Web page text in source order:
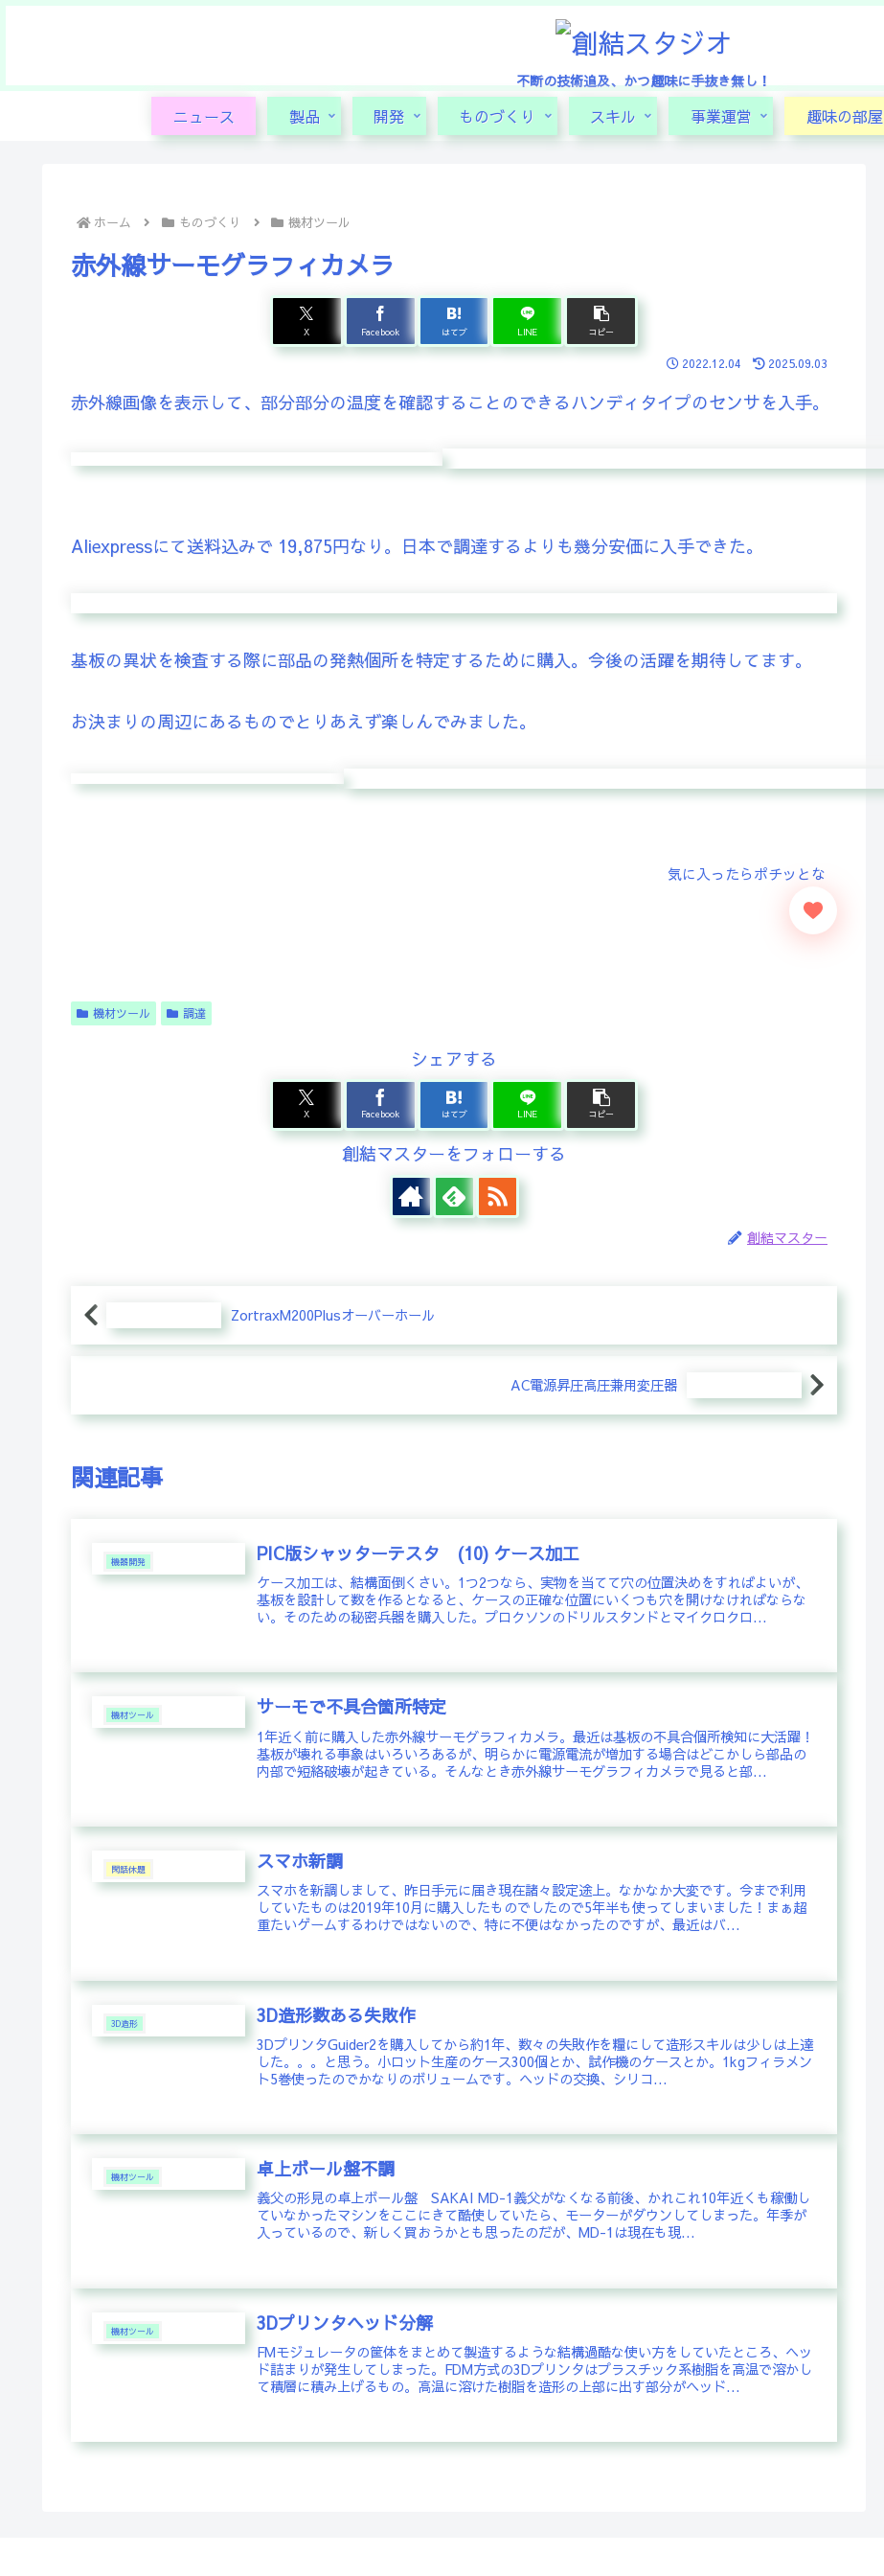
不断の技術追及、かつ趣味に手抜き無し！
ニュース 製品 開発 ものづくり スキル 事業運営 趣味の部屋
ホーム ものづくり 機材ツール
赤外線サーモグラフィカメラ
X Facebook はてブ LINE コピー
2022.12.04 2025.09.03
赤外線画像を表示して、部分部分の温度を確認することのできるハンディタイプのセンサを入手。
Aliexpressにて送料込みで 19,875円なり。日本で調達するよりも幾分安価に入手できた。
基板の異状を検査する際に部品の発熱個所を特定するために購入。今後の活躍を期待してます。
お決まりの周辺にあるものでとりあえず楽しんでみました。
機材ツール 調達
シェアする
X Facebook はてブ LINE コピー
創結マスターをフォローする
創結マスター
ZortraxM200Plusオーバーホール
AC電源昇圧高圧兼用変圧器
関連記事
機器開発 PIC版シャッターテスタ (10) ケース加工
ケース加工は、結構面倒くさい。1つ2つなら、実物を当てて穴の位置決めをすればよいが、
基板を設計して数を作るとなると、ケースの正確な位置にいくつも穴を開けなければならな
い。そのための秘密兵器を購入した。プロクソンのドリルスタンドとマイクロクロ...
機材ツール サーモで不具合箇所特定
1年近く前に購入した赤外線サーモグラフィカメラ。最近は基板の不具合個所検知に大活躍！
基板が壊れる事象はいろいろあるが、明らかに電源電流が増加する場合はどこかしら部品の
内部で短絡破壊が起きている。そんなとき赤外線サーモグラフィカメラで見ると部...
閑話休題 スマホ新調
スマホを新調しまして、昨日手元に届き現在諸々設定途上。なかなか大変です。今まで利用
していたものは2019年10月に購入したものでしたので5年半も使ってしまいました！まぁ超
重たいゲームするわけではないので、特に不便はなかったのですが、最近はバ...
3D造形 3D造形数ある失敗作
3DプリンタGuider2を購入してから約1年、数々の失敗作を糧にして造形スキルは少しは上達
した。。。と思う。小ロット生産のケース300個とか、試作機のケースとか。1kgフィラメン
ト5巻使ったのでかなりのボリュームです。ヘッドの交換、シリコ...
機材ツール 卓上ボール盤不調
義父の形見の卓上ボール盤 SAKAI MD-1義父がなくなる前後、かれこれ10年近くも稼働し
ていなかったマシンをここにきて酷使していたら、モーターがダウンしてしまった。年季が
入っているので、新しく買おうかとも思ったのだが、MD-1は現在も現...
機材ツール 3Dプリンタヘッド分解
FMモジュレータの筐体をまとめて製造するような結構過酷な使い方をしていたところ、ヘッ
ド詰まりが発生してしまった。FDM方式の3Dプリンタはプラスチック系樹脂を高温で溶かし
て積層に積み上げるもの。高温に溶けた樹脂を造形の上部に出す部分がヘッド...